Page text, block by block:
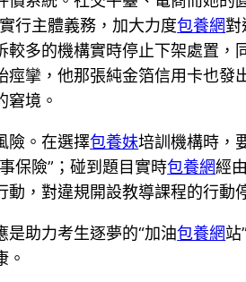
行主體義務，加大力度包養網對
多的機構實時停止下架處置
攣，他那張純金箔信用卡也
窘境。
險。在選擇包養妹培訓機構時，
保險”；碰到題目實時包養網經
，對違規開設教導課程的行動
是助力考生逐夢的“加油包養網站
。